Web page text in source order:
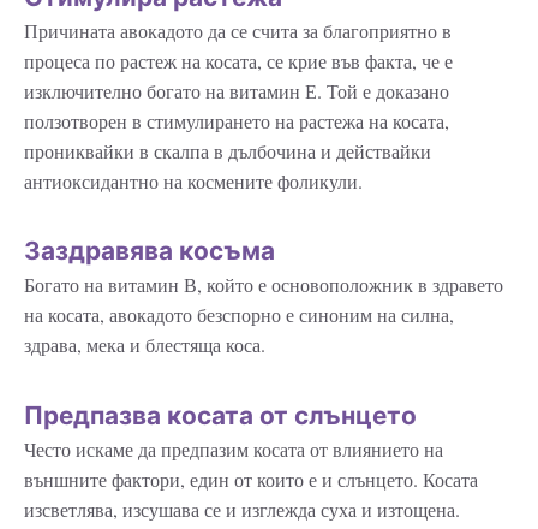
Причината авокадото да се счита за благоприятно в
процеса по растеж на косата, се крие във факта, че е
изключително богато на витамин Е. Той е доказано
ползотворен в стимулирането на растежа на косата,
прониквайки в скалпа в дълбочина и действайки
антиоксидантно на космените фоликули.
Заздравява косъма
Богато на витамин В, който е основоположник в здравето
на косата, авокадото безспорно е синоним на силна,
здрава, мека и блестяща коса.
Предпазва косата от слънцето
Често искаме да предпазим косата от влиянието на
външните фактори, един от които е и слънцето. Косата
изсветлява, изсушава се и изглежда суха и изтощена.